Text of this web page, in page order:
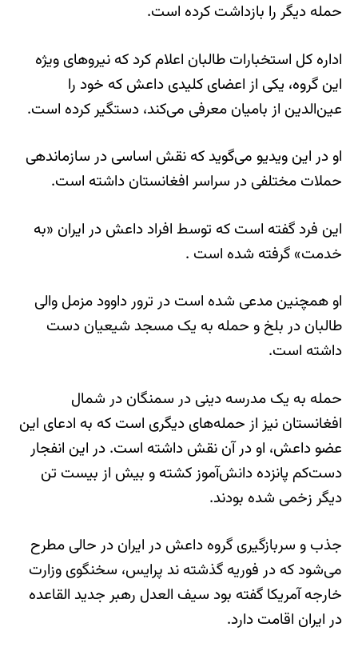
حمله دیگر را بازداشت کرده‌ است.
اداره کل استخبارات طالبان اعلام کرد که نیروهای ویژه
این گروه، یکی از اعضای کلیدی داعش که خود را
عین‌الدین از بامیان معرفی می‌کند، دستگیر کرده است.
او در این ویدیو می‌گوید که نقش اساسی در سازماندهی
حملات مختلفی در سراسر افغانستان داشته است.
این فرد گفته است که توسط افراد داعش در ایران «به
خدمت» گرفته شده است .
او همچنین مدعی شده است در ترور داوود مزمل والی
طالبان در بلخ و حمله به یک مسجد شیعیان دست
داشته است.
حمله به یک مدرسه‌ دینی در سمنگان در شمال
افغانستان نیز از حمله‌های دیگری است که به ادعای این
عضو داعش، او در آن نقش داشته است. در این انفجار
دست‌کم پانزده دانش‌آموز کشته و بیش از بیست تن
دیگر زخمی شده بودند.
جذب و سربازگیری گروه داعش در ایران در حالی مطرح
می‌شود که در فوریه گذشته ند پرایس، سخنگوی وزارت
خارجه آمریکا گفته بود سیف‌ العدل رهبر جدید القاعده
در ایران اقامت دارد.